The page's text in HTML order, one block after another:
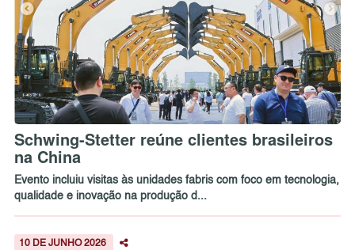
Schwing-Stetter reúne clientes brasileiros
na China
Evento incluiu visitas às unidades fabris com foco em tecnologia,
qualidade e inovação na produção d...
10 DE JUNHO 2026